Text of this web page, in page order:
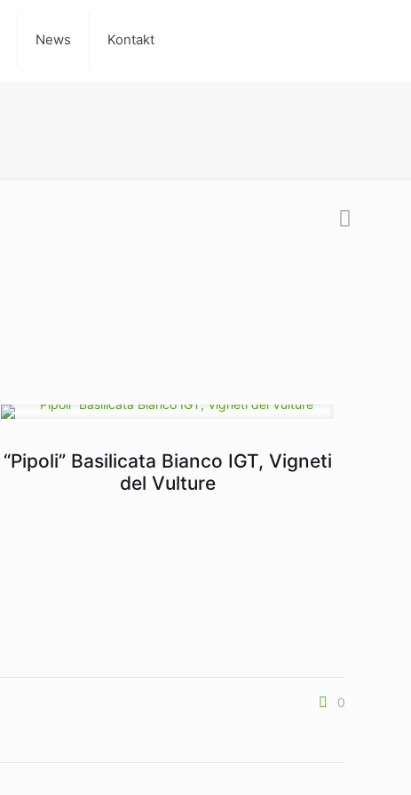
News Kontakt
“Pipoli” Basilicata Bianco IGT, Vigneti
del Vulture
0